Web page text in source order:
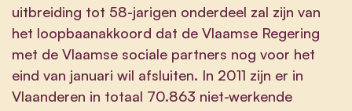
uitbreiding tot 58-jarigen onderdeel zal zijn van
het loopbaanakkoord dat de Vlaamse Regering
met de Vlaamse sociale partners nog voor het
eind van januari wil afsluiten. In 2011 zijn er in
Vlaanderen in totaal 70.863 niet-werkende